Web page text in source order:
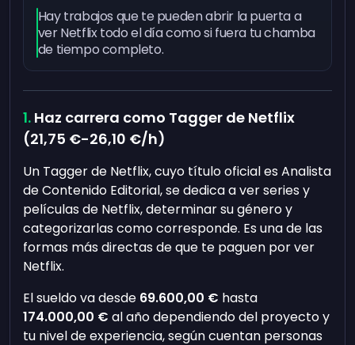
Hay trabajos que te pueden abrir la puerta a
ver Netflix todo el día como si fuera tu chamba
de tiempo completo.
Haz carrera como Tagger de Netflix
(21,75 €-26,10 €/h)
Un Tagger de Netflix, cuyo título oficial es Analista
de Contenido Editorial, se dedica a ver series y
películas de Netflix, determinar su género y
categorizarlas como corresponde. Es una de las
formas más directas de que te paguen por ver
Netflix.
El sueldo va desde 69.600,00 € hasta
174.000,00 € al año dependiendo del proyecto y
tu nivel de experiencia, según cuentan personas